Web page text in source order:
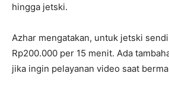
hingga jetski.
Azhar mengatakan, untuk jetski
Rp200.000 per 15 menit. Ada
jika ingin pelayanan video saat